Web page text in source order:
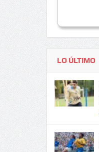
LO ÚLTIMO